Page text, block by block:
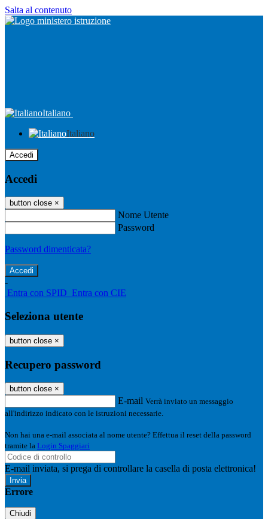
Salta al contenuto
Italiano
Italiano
Accedi
Accedi
button close ×
Nome Utente
Password
Password dimenticata?
-
Entra con SPID Entra con CIE
Seleziona utente
button close ×
Recupero password
button close ×
E-mail Verrà inviato un messaggio
all'indirizzo indicato con le istruzioni necessarie.
Non hai una e-mail associata al nome utente? Effettua il reset della password
tramite la Login Spaggiari
E-mail inviata, si prega di controllare la casella di posta elettronica!
Errore
Chiudi